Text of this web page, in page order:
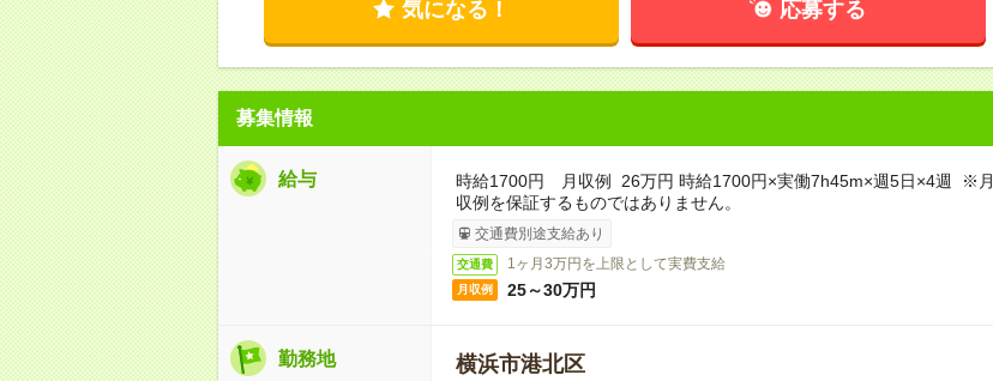
気になる！ 応募する
募集情報
給与
時給1700円 月収例 26万円 時給1700円×実働7h45m×週5日×4週 ※月
収例を保証するものではありません。
交通費別途支給あり
交通費 1ヶ月3万円を上限として実費支給
月収例 25～30万円
勤務地
横浜市港北区